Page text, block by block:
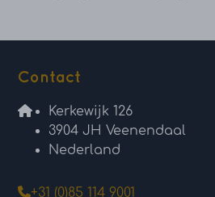
Contact
Kerkewijk 126
3904 JH Veenendaal
Nederland
+31 (0)85 114 9001